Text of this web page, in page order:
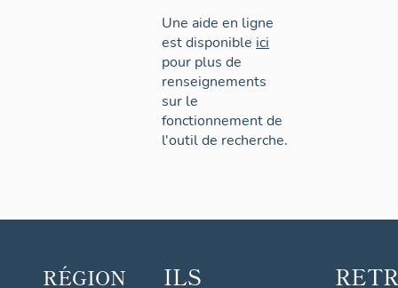
Une aide en ligne
est disponible ici
pour plus de
renseignements
sur le
fonctionnement de
l'outil de recherche.
RÉGION
ILS